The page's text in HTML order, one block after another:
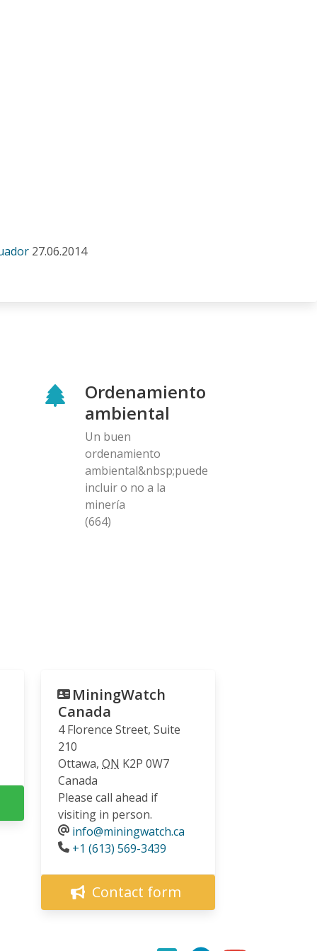
27.06.2014
Ordenamiento
ambiental
Un buen
ordenamiento
ambiental&nbsp;puede
incluir o no a la
minería
(664)
MiningWatch
Canada
4 Florence Street, Suite
210
Ottawa, ON K2P 0W7
Canada
Please call ahead if
visiting in person.
info@miningwatch.ca
Phone
+1 (613) 569-3439
Contact form